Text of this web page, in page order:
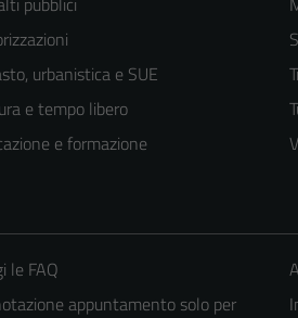
urbanistica e SUE
e tempo libero
e formazione
le FAQ
appuntamento solo per